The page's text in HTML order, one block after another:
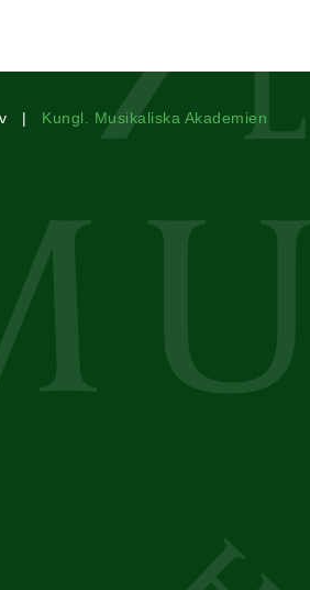
| Kungl. Musikaliska Akademien